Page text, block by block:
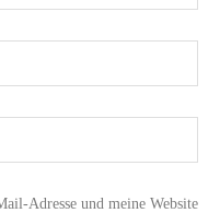
Adresse und meine Website